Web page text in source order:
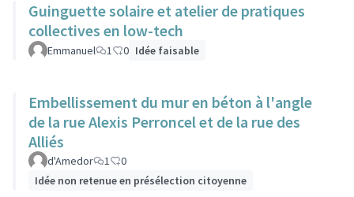
Guinguette solaire et atelier de pratiques
collectives en low-tech
Emmanuel 1 0 Idée faisable
Embellissement du mur en béton à l'angle
de la rue Alexis Perroncel et de la rue des
Alliés
d'Amedor 1
0
Idée non retenue en présélection citoyenne